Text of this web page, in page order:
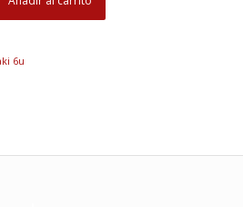
6u